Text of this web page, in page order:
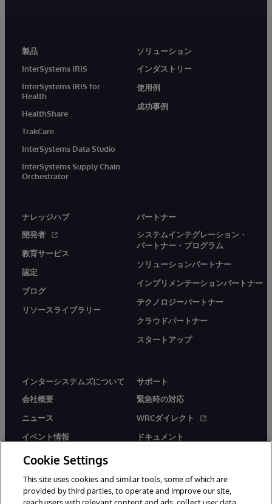
製品
InterSystems IRIS
InterSystems IRIS for
Health
HealthShare
TrakCare
InterSystems Data Studio
InterSystems Supply Chain
Orchestrator
ソリューション
インダストリー
使用例
成功事例
ナレッジハブ
開発者
教育サービス
認定
ブログ
リソースライブラリー
パートナー
システムインテグレーション・
パートナー・プログラム
ソリューションパートナー
インプリメンテーションパートナー
テクノロジーパートナー
クラウドパートナー
スタートアップ
インターシステムズについて
会社概要
ニュース
イベント情報
採用情報
サポート
緊急時の対応
WRCダイレクト
ドキュメント
Cookie Settings
This site uses cookies and similar tools, some of which are
provided by third parties, to operate and improve our site,